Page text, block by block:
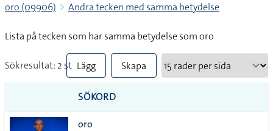
oro (09906) Andra tecken med samma betydelse
Lista på tecken som har samma betydelse som oro
Sökresultat: 2 st Lägg
till
alla i
Skapa
SÖKORD
oro